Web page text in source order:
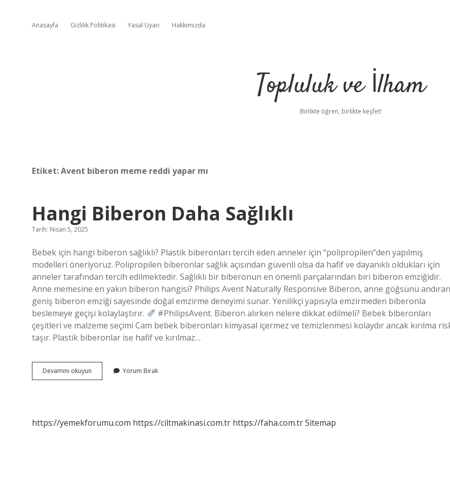
Anasayfa Gizlilik Politikası Yasal Uyarı Hakkımızda
Topluluk ve İlham
Birlikte öğren, birlikte keşfet!
Etiket:Avent biberon meme reddi yapar mı
Hangi Biberon Daha Sağlıklı
Tarih: Nisan 5, 2025
Bebek için hangi biberon sağlıklı? Plastik biberonları tercih eden anneler için “polipropilen”den yapılmış
modelleri öneriyoruz. Polipropilen biberonlar sağlık açısından güvenli olsa da hafif ve dayanıklı oldukları için
anneler tarafından tercih edilmektedir. Sağlıklı bir biberonun en önemli parçalarından biri biberon emziğidir.
Anne memesine en yakın biberon hangisi? Philips Avent Naturally Responsive Biberon, anne göğsünü andıran
geniş biberon emziği sayesinde doğal emzirme deneyimi sunar. Yenilikçi yapısıyla emzirmeden biberonla
beslemeye geçişi kolaylaştırır.
#PhilipsAvent. Biberon alırken nelere dikkat edilmeli? Bebek biberonları
çeşitleri ve malzeme seçimi Cam bebek biberonları kimyasal içermez ve temizlenmesi kolaydır ancak kırılma
taşır. Plastik biberonlar ise hafif ve kırılmaz…
Devamını okuyun
Biberon
Yorum Bırak
https://yemekforumu.com https://ciltmakinasi.com.tr https://faha.com.trSitemap